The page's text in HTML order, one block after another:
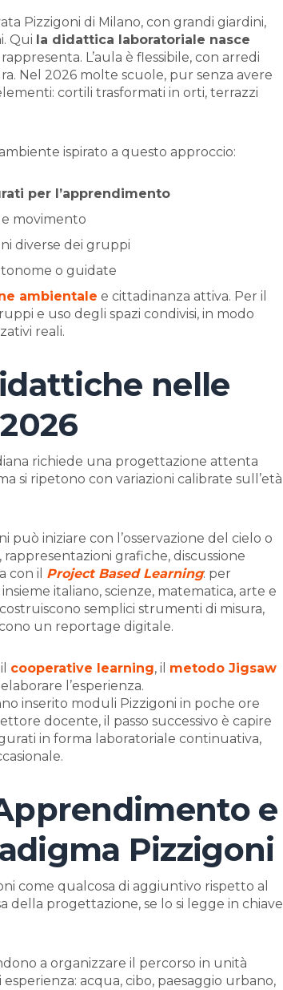
Pizzigoni di Milano, con grandi giardini,
Qui la didattica laboratoriale nasce
L’aula è flessibile, con arredi
Nel 2026 molte scuole, pur senza avere
cortili trasformati in orti, terrazzi
ispirato a questo approccio:
per l’apprendimento
e movimento
diverse dei gruppi
o guidate
ambientale e cittadinanza attiva. Per il
e uso degli spazi condivisi, in modo
reali.
nelle
richiede una progettazione attenta
si ripetono con variazioni calibrate sull’età
può iniziare con l’osservazione del cielo o
grafiche, discussione
con il Project Based Learning: per
italiano, scienze, matematica, arte e
semplici strumenti di misura,
un reportage digitale.
cooperative learning, il metodo Jigsaw
l’esperienza.
inserito moduli Pizzigoni in poche ore
docente, il passo successivo è capire
in forma laboratoriale continuativa,
e
Pizzigoni
come qualcosa di aggiuntivo rispetto al
della progettazione, se lo si legge in chiave
a organizzare il percorso in unità
acqua, cibo, paesaggio urbano,